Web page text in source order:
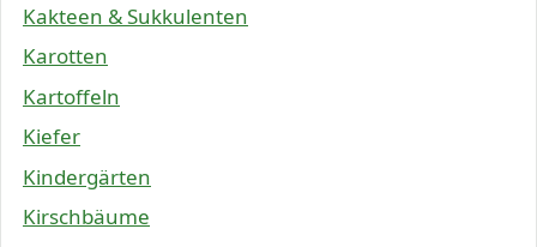
Kakteen & Sukkulenten
Karotten
Kartoffeln
Kiefer
Kindergärten
Kirschbäume